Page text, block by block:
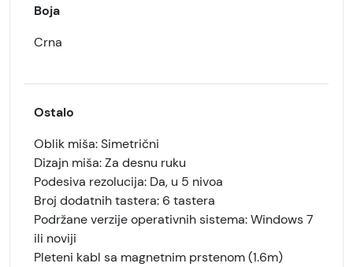
Boja
Crna
Ostalo
Oblik miša: Simetrični
Dizajn miša: Za desnu ruku
Podesiva rezolucija: Da, u 5 nivoa
Broj dodatnih tastera: 6 tastera
Podržane verzije operativnih sistema: Windows 7
ili noviji
Pleteni kabl sa magnetnim prstenom (1.6m)